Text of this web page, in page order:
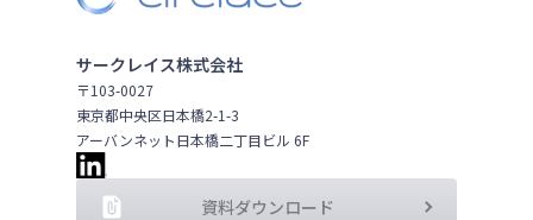
サークレイス株式会社
〒103-0027
東京都中央区日本橋2-1-3
アーバンネット日本橋二丁目ビル 6F
資料ダウンロード